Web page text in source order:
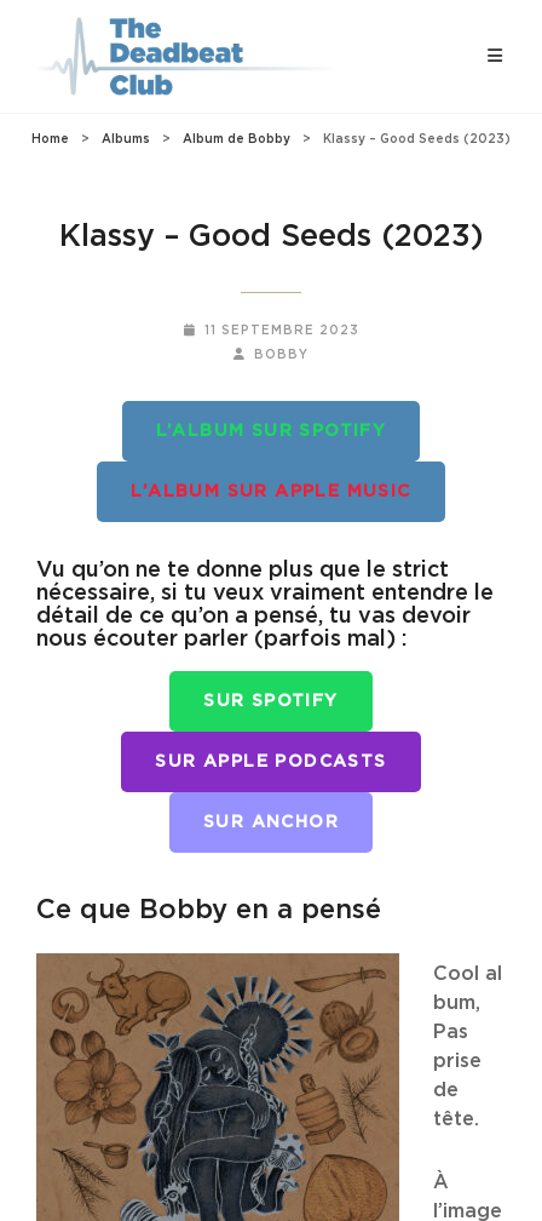
Home > Albums > Album de Bobby > Klassy – Good Seeds (2023)
Klassy – Good Seeds (2023)
POSTED-
11 SEPTEMBRE 2023
BY
BYLINE
BOBBY
L’ALBUM SUR SPOTIFY
L’ALBUM SUR APPLE MUSIC
Vu qu’on ne te donne plus que le strict
nécessaire, si tu veux vraiment entendre le
détail de ce qu’on a pensé, tu vas devoir
nous écouter parler (parfois mal) :
SUR SPOTIFY
SUR APPLE PODCASTS
SUR ANCHOR
Ce que Bobby en a pensé
Cool al
bum,
Pas
prise
de
tête.
À
l’image